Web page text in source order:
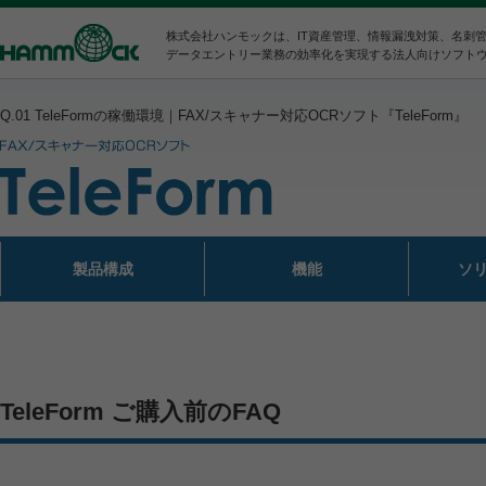
株式会社ハンモックは、IT資産管理、情報漏洩対策、名刺
データエントリー業務の効率化を実現する法人向けソフト
Q.01 TeleFormの稼働環境｜FAX/スキャナー対応OCRソフト『TeleForm』
製品構成 機能 ソ
TeleForm ご購入前のFAQ